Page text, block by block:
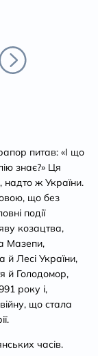
питав: «І що
знає?» Ця
надто ж України.
що без
події
козацтва,
Мазепи,
й Лесі України,
й Голодомор,
року і,
що стала
часів.